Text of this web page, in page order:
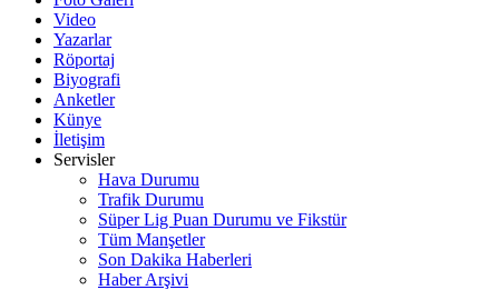
Video
Yazarlar
Röportaj
Biyografi
Anketler
Künye
İletişim
Servisler
Hava Durumu
Trafik Durumu
Süper Lig Puan Durumu ve Fikstür
Tüm Manşetler
Son Dakika Haberleri
Haber Arşivi